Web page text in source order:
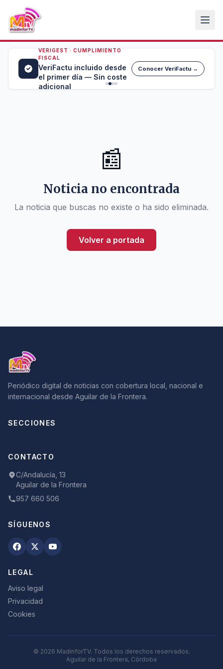
VERIGEST · CUMPLIMIENTO
FISCAL
VeriFactu incluido desde
el primer día — Sin coste
adicional
Conocer VeriFactu →
📰
Noticia no encontrada
La noticia que buscas no existe o ha sido eliminada.
Volver a portada
Periódico digital de noticias con cobertura local, nacional e
internacional desde Aguilar de la Frontera.
SECCIONES
CONTACTO
C/Andalucía, 13
Aguilar de la Frontera
957 660 506
SÍGUENOS
LEGAL
Aviso legal
Privacidad
Cookies
© 2026 MadinforTV. Todos los derechos reservados.
Aguilar de la Frontera, Córdoba